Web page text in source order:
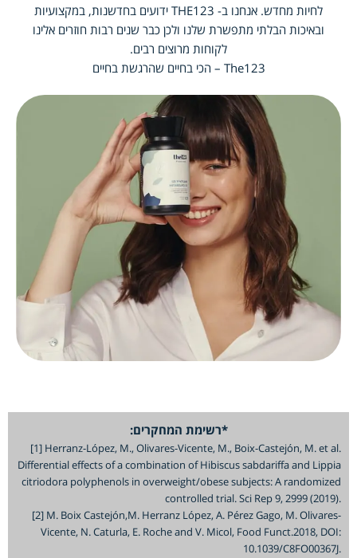
לחיות מחדש. אנחנו ב- THE123 ידועים בחדשנות, במקצועיות
ובאיכות הבלתי מתפשרת שלנו ולכן כבר שנים רבות חוזרים אלינו
לקוחות מרוצים רבים.
The123 – הכי בחיים שהרגשת בחיים
*רשימת המחקרים:
[1] Herranz-López, M., Olivares-Vicente, M., Boix-Castejón, M. et
Differential effects of a combination of Hibiscus sabdariffa and
citriodora polyphenols in overweight/obese subjects: A
controlled trial. Sci Rep 9, 2999
[2] M. Boix Castejón,M. Herranz López, A. Pérez Gago, M.
Vicente, N. Caturla, E. Roche and V. Micol, Food Funct.2018,
10.1039/